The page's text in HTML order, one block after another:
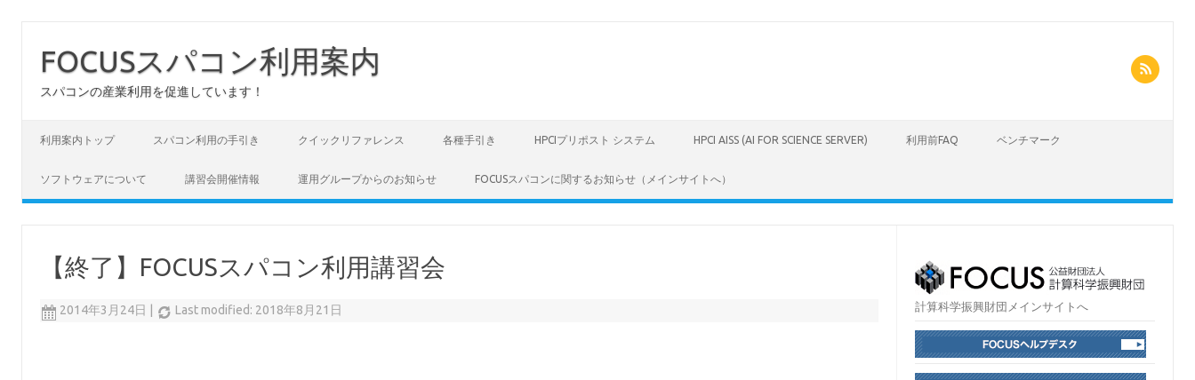
FOCUSスパコン利用案内
スパコンの産業利用を促進しています！
利用案内トップ スパコン利用の手引き クイックリファレンス 各種手引き HPCIプリポスト システム HPCI AISS (AI FOR SCIENCE SERVER) 利用前FAQ ベンチマーク
ソフトウェアについて 講習会開催情報 運用グループからのお知らせ FOCUSスパコンに関するお知らせ（メインサイトへ）
【終了】FOCUSスパコン利用講習会
2014年3月24日 Last modified: 2018年8月21日 計算科学振興財団メインサイトへ